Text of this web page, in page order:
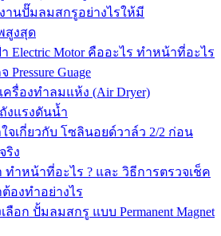
านปั๊มลมสกรูอย่างไรให้มี
สูงสุด
Electric Motor คืออะไร ทำหน้าที่อะไร
Pressure Guage
ครื่องทำลมแห้ง (Air Dryer)
งแรงดันน้ำ
จเกี่ยวกับ โซลินอยด์วาล์ว 2/2 ก่อน
ริง
ทำหน้าที่อะไร ? และ วิธีการตรวจเช็ค
องทำอย่างไร
ลือก ปั้มลมสกรู แบบ Permanent Magnet